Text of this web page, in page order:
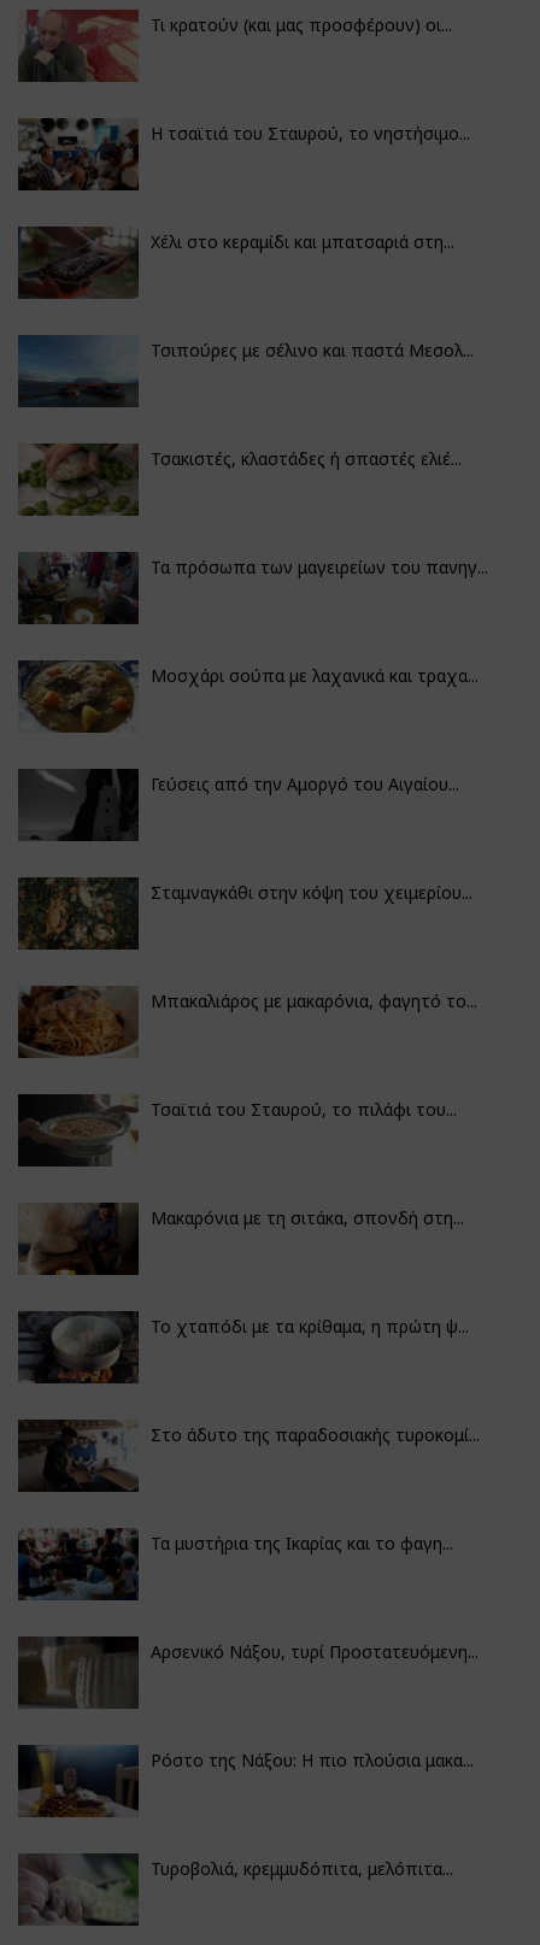
Τι κρατούν (και μας προσφέρουν) οι...
Η τσαϊτιά του Σταυρού, το νηστήσιμο...
Χέλι στο κεραμίδι και μπατσαριά στη...
Τσιπούρες με σέλινο και παστά Μεσολ...
Τσακιστές, κλαστάδες ή σπαστές ελιέ...
Τα πρόσωπα των μαγειρείων του πανηγ...
Μοσχάρι σούπα με λαχανικά και τραχα...
Γεύσεις από την Αμοργό του Αιγαίου...
Σταμναγκάθι στην κόψη του χειμερίου...
Μπακαλιάρος με μακαρόνια, φαγητό το...
Τσαϊτιά του Σταυρού, το πιλάφι του...
Μακαρόνια με τη σιτάκα, σπονδή στη...
Το χταπόδι με τα κρίθαμα, η πρώτη ψ...
Στο άδυτο της παραδοσιακής τυροκομί...
Τα μυστήρια της Ικαρίας και το φαγη...
Αρσενικό Νάξου, τυρί Προστατευόμενη...
Ρόστο της Νάξου: Η πιο πλούσια μακα...
Τυροβολιά, κρεμμυδόπιτα, μελόπιτα...